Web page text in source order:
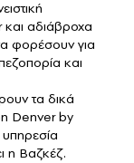
αδιάβροχα
φορέσουν για
και
τα δικά
Denver by
η Βαζκέζ.